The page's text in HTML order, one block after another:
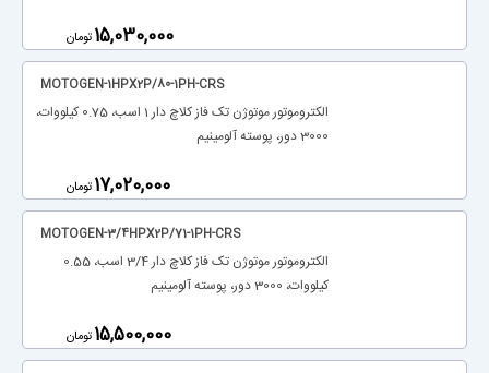
‎15,030,000 تومان
MOTOGEN-1HPX2P/80-1PH-CRS
الکتروموتور موتوژن تک فاز کلاچ دار 1 اسب، 0.75 کیلووات،
3000 دور، پوسته آلومینیم
‎17,020,000 تومان
MOTOGEN-3/4HPX2P/71-1PH-CRS
الکتروموتور موتوژن تک فاز کلاچ دار 3/4 اسب، 0.55
کیلووات، 3000 دور، پوسته آلومینیم
‎15,500,000 تومان